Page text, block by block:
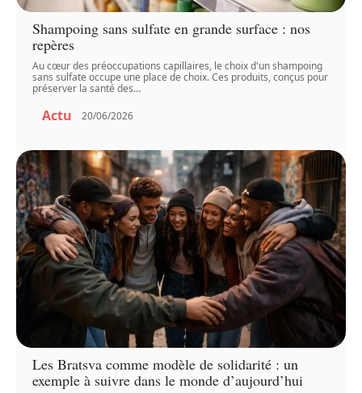
Shampoing sans sulfate en grande surface : nos
repères
Au cœur des préoccupations capillaires, le choix d'un shampoing
sans sulfate occupe une place de choix. Ces produits, conçus pour
préserver la santé des…
Actu 20/06/2026
Les Bratsva comme modèle de solidarité : un
exemple à suivre dans le monde d’aujourd’hui